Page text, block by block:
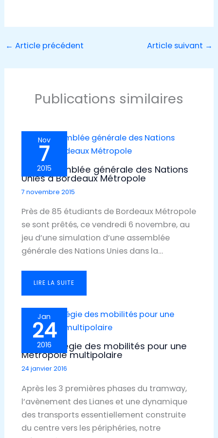
← Article précédent Article suivant →
Publications similaires
Nov
7
2015
Une assemblée générale des Nations
Unies à Bordeaux Métropole
7 novembre 2015
Près de 85 étudiants de Bordeaux Métropole
se sont prêtés, ce vendredi 6 novembre, au
jeu d’une simulation d’une assemblée
générale des Nations Unies dans la…
LIRE LA SUITE
Jan
24
2016
Une stratégie des mobilités pour une
Métropole multipolaire
24 janvier 2016
Après les 3 premières phases du tramway,
l’avènement des Lianes et une dynamique
des transports essentiellement construite
du centre vers les périphéries, notre